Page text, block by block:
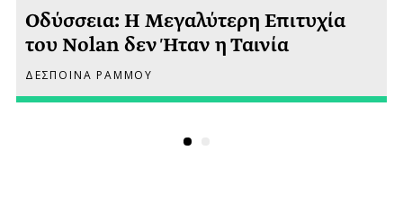
Οδύσσεια: Η Μεγαλύτερη Επιτυχία
του Nolan δεν Ήταν η Ταινία
ΔΕΣΠΟΙΝΑ ΡΑΜΜΟΥ